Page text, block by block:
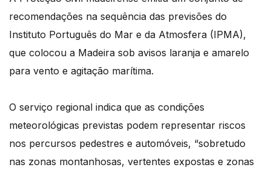
recomendações na sequência das previsões do
Instituto Português do Mar e da Atmosfera (IPMA),
que colocou a Madeira sob avisos laranja e amarelo
para vento e agitação marítima.
O serviço regional indica que as condições
meteorológicas previstas podem representar riscos
nos percursos pedestres e automóveis, “sobretudo
nas zonas montanhosas, vertentes expostas e zonas